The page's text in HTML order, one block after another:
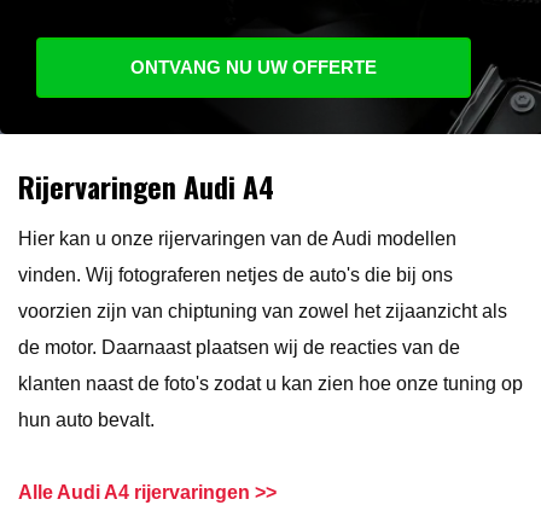
Rijervaringen Audi A4
Hier kan u onze rijervaringen van de Audi modellen
vinden. Wij fotograferen netjes de auto's die bij ons
voorzien zijn van chiptuning van zowel het zijaanzicht als
de motor. Daarnaast plaatsen wij de reacties van de
klanten naast de foto's zodat u kan zien hoe onze tuning op
hun auto bevalt.
Alle Audi A4 rijervaringen >>
ONTVANG NU UW OFFERTE